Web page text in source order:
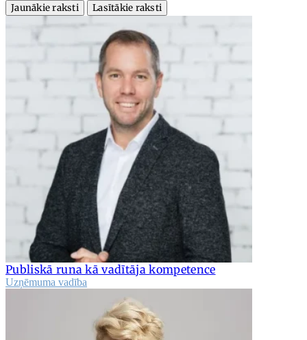
Jaunākie raksti
Lasītākie raksti
Publiskā runa kā vadītāja kompetence
Uzņēmuma vadība